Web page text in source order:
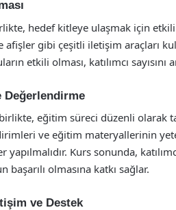
hedef kitleye ulaşmak için
afişler gibi çeşitli iletişim araçları
etkili olması, katılımcı sayısını
Değerlendirme
eğitim süreci düzenli olarak
ve eğitim materyallerinin
Kurs sonunda,
olmasına katkı sağlar.
ve Destek